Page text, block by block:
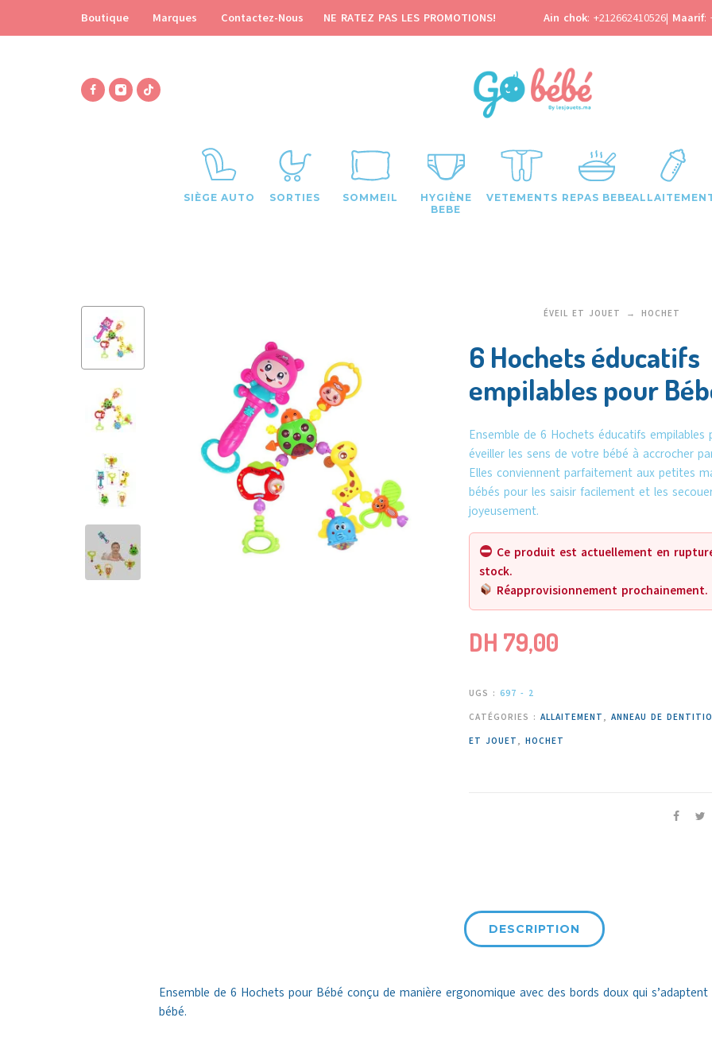
Boutique Marques Contactez-Nous NE RATEZ PAS LES PROMOTIONS! Ain chok: +212662410526| Maarif:
SIÈGE AUTO SORTIES SOMMEIL
HYGIÈNE
BEBE
VETEMENTS REPAS BEBE
ÉVEIL ET JOUET HOCHET
6 Hochets éducatifs
empilables pour
Ensemble de 6 Hochets éducatifs empilables
éveiller les sens de votre bébé à accrocher
Elles conviennent parfaitement aux petites
bébés pour les saisir facilement et les
joyeusement.
Ce produit est actuellement en
stock.
Réapprovisionnement prochainement.
DH 79,00
UGS : 697 - 2
CATÉGORIES : ALLAITEMENT , ANNEAU DE
ET JOUET , HOCHET
DESCRIPTION
Ensemble de 6 Hochets pour Bébé conçu de manière ergonomique avec des bords doux qui
bébé.